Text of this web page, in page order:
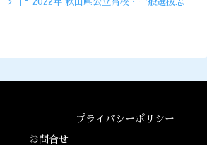
プライバシーポリシー
お問合せ